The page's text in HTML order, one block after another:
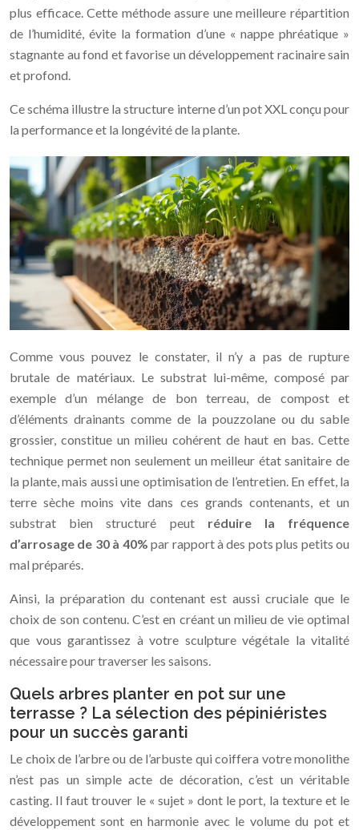
plus efficace. Cette méthode assure une meilleure répartition
de l’humidité, évite la formation d’une « nappe phréatique »
stagnante au fond et favorise un développement racinaire sain
et profond.
Ce schéma illustre la structure interne d’un pot XXL conçu pour
la performance et la longévité de la plante.
Comme vous pouvez le constater, il n’y a pas de rupture
brutale de matériaux. Le substrat lui-même, composé par
exemple d’un mélange de bon terreau, de compost et
d’éléments drainants comme de la pouzzolane ou du sable
grossier, constitue un milieu cohérent de haut en bas. Cette
technique permet non seulement un meilleur état sanitaire de
la plante, mais aussi une optimisation de l’entretien. En effet, la
terre sèche moins vite dans ces grands contenants, et un
substrat bien structuré peut réduire la fréquence
d’arrosage de 30 à 40% par rapport à des pots plus petits ou
mal préparés.
Ainsi, la préparation du contenant est aussi cruciale que le
choix de son contenu. C’est en créant un milieu de vie optimal
que vous garantissez à votre sculpture végétale la vitalité
nécessaire pour traverser les saisons.
Quels arbres planter en pot sur une
terrasse ? La sélection des pépiniéristes
pour un succès garanti
Le choix de l’arbre ou de l’arbuste qui coiffera votre monolithe
n’est pas un simple acte de décoration, c’est un véritable
casting. Il faut trouver le « sujet » dont le port, la texture et le
développement sont en harmonie avec le volume du pot et